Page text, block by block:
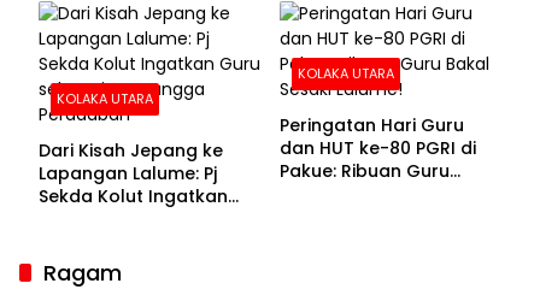
KOLAKA UTARA
Dari Kisah Jepang ke
Lapangan Lalume: Pj
Sekda Kolut Ingatkan
KOLAKA UTARA
Peringatan Hari Guru
dan HUT ke-80 PGRI di
Pakue: Ribuan Guru
Ragam
Sekda Kolaka Utara Hadiri RUPSLB BPR Bahteramas,